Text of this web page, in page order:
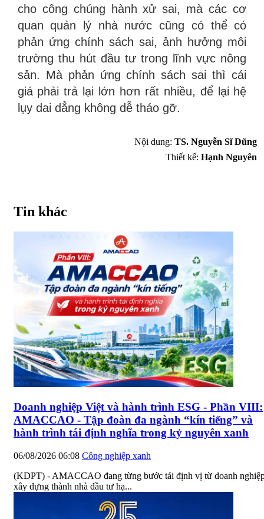
cho công chúng hành xử sai, mà các cơ
quan quản lý nhà nước cũng có thể có
phản ứng chính sách sai, ảnh hưởng môi
trường thu hút đầu tư trong lĩnh vực nông
sản. Mà phản ứng chính sách sai thì cái
giá phải trả lại lớn hơn rất nhiều, để lại hệ
lụy dai dẳng không dễ tháo gỡ.
Nội dung: TS. Nguyễn Sĩ Dũng
Thiết kế: Hạnh Nguyên
Tin khác
Doanh nghiệp Việt và hành trình ESG - Phần VIII:
AMACCAO - Tập đoàn đa ngành “kín tiếng” và
hành trình tái định nghĩa trong kỷ nguyên xanh
06/08/2026 06:08 Công nghiệp xanh
(KDPT) - AMACCAO đang từng bước tái định vị từ doanh
xây dựng thành nhà đầu tư hạ...